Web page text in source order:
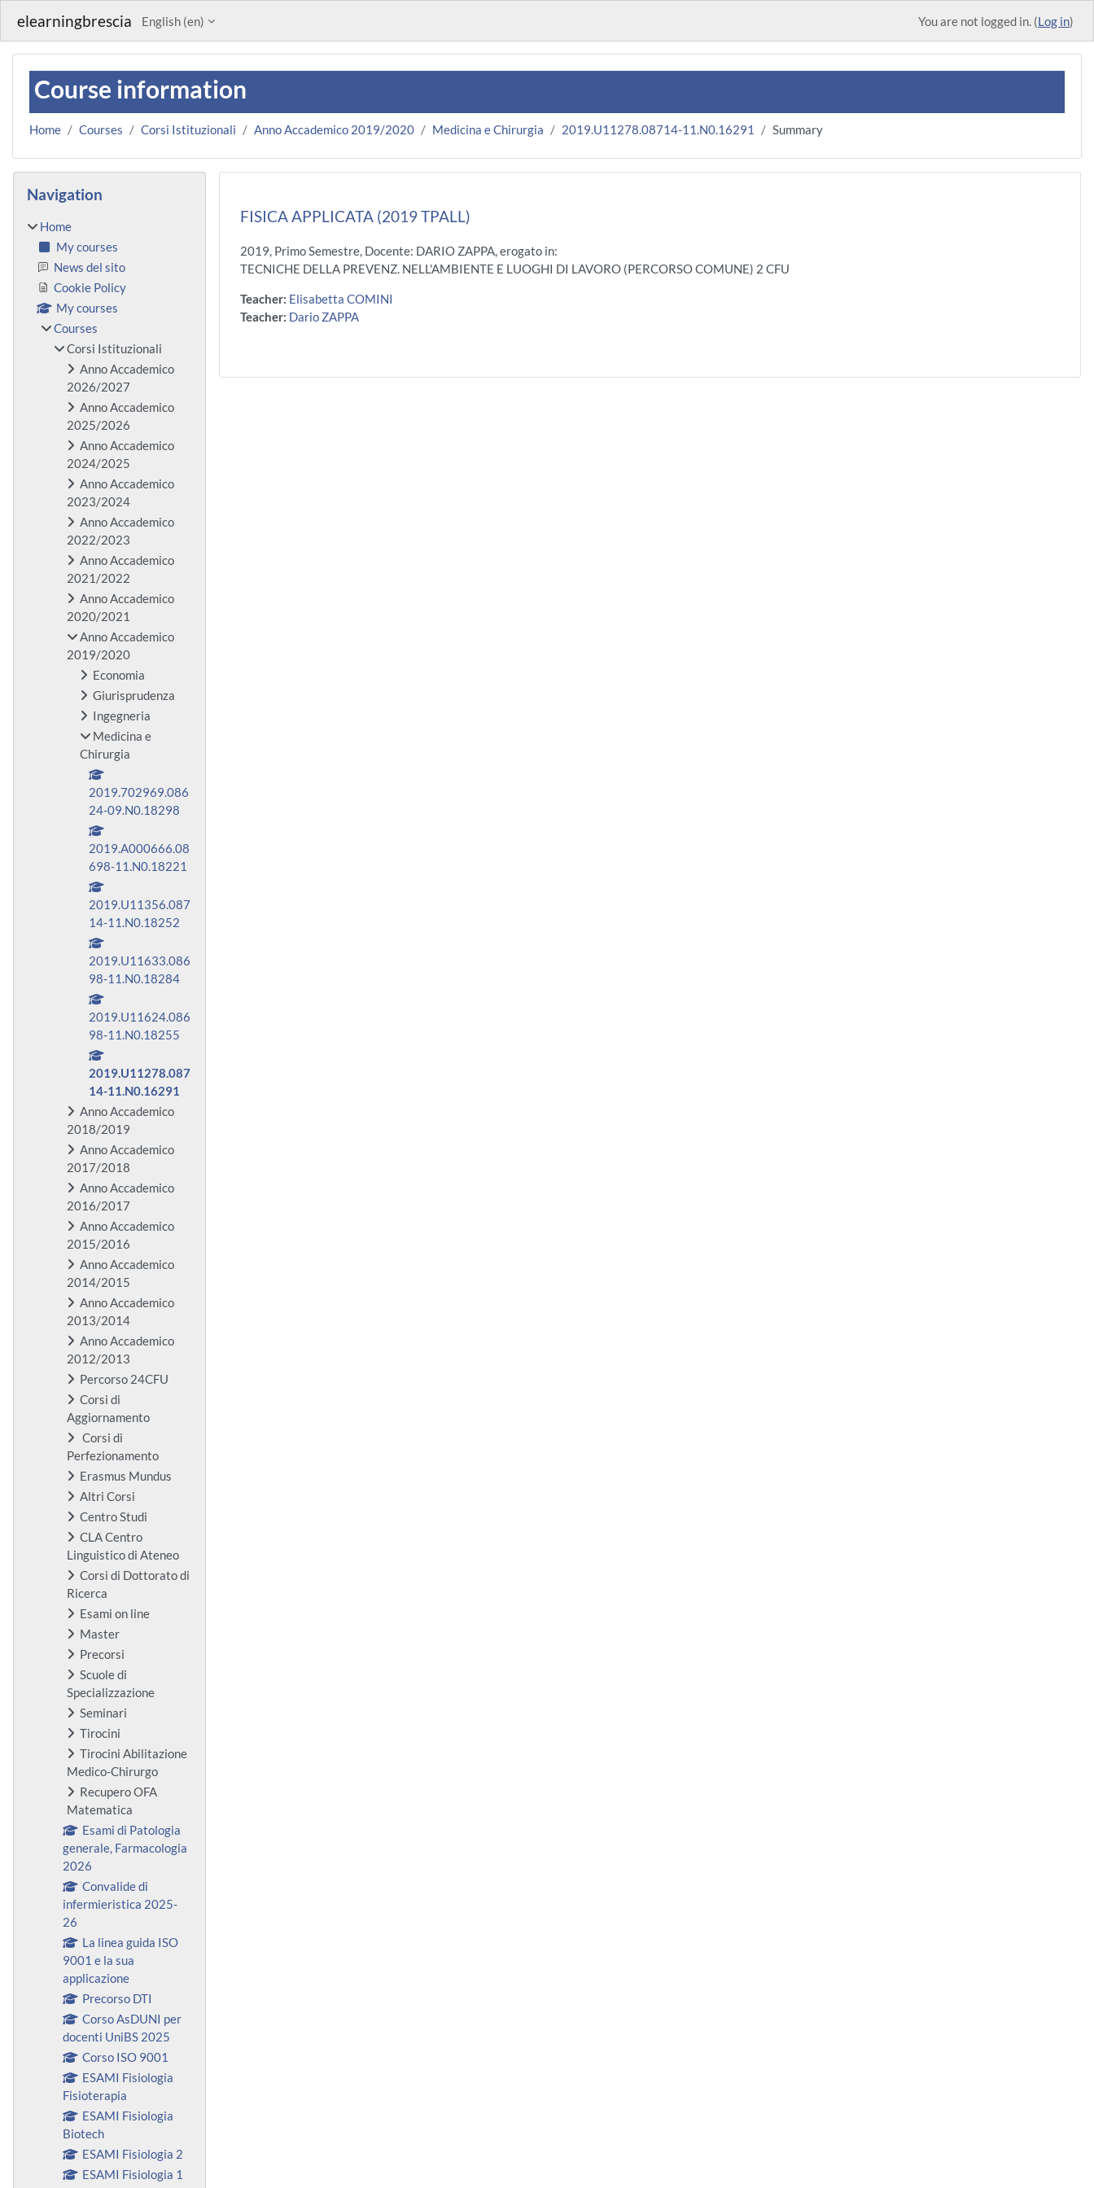
elearningbrescia English ‎(en)‎ You are not logged in. (Log in)
Course information
Home Courses Corsi Istituzionali Anno Accademico 2019/2020 Medicina e Chirurgia 2019.U11278.08714-11.N0.16291 Summary
FISICA APPLICATA (2019 TPALL)
2019, Primo Semestre, Docente: DARIO ZAPPA, erogato in:
TECNICHE DELLA PREVENZ. NELL'AMBIENTE E LUOGHI DI LAVORO (PERCORSO COMUNE) 2 CFU
Teacher: Elisabetta COMINI
Teacher: Dario ZAPPA
Blocks
Navigation
Home
My courses
News del sito
Cookie Policy
My courses
Courses
Corsi Istituzionali
Anno Accademico
2026/2027
Anno Accademico
2025/2026
Anno Accademico
2024/2025
Anno Accademico
2023/2024
Anno Accademico
2022/2023
Anno Accademico
2021/2022
Anno Accademico
2020/2021
Anno Accademico
2019/2020
Economia
Giurisprudenza
Ingegneria
Medicina e
Chirurgia
2019.702969.086
24-09.N0.18298
2019.A000666.08
698-11.N0.18221
2019.U11356.087
14-11.N0.18252
2019.U11633.086
98-11.N0.18284
2019.U11624.086
98-11.N0.18255
2019.U11278.087
14-11.N0.16291
Anno Accademico
2018/2019
Anno Accademico
2017/2018
Anno Accademico
2016/2017
Anno Accademico
2015/2016
Anno Accademico
2014/2015
Anno Accademico
2013/2014
Anno Accademico
2012/2013
Percorso 24CFU
Corsi di
Aggiornamento
Corsi di
Perfezionamento
Erasmus Mundus
Altri Corsi
Centro Studi
CLA Centro
Linguistico di Ateneo
Corsi di Dottorato di
Ricerca
Esami on line
Master
Precorsi
Scuole di
Specializzazione
Seminari
Tirocini
Tirocini Abilitazione
Medico-Chirurgo
Recupero OFA
Matematica
Esami di Patologia
generale, Farmacologia
2026
Convalide di
infermieristica 2025-
26
La linea guida ISO
9001 e la sua
applicazione
Precorso DTI
Corso AsDUNI per
docenti UniBS 2025
Corso ISO 9001
ESAMI Fisiologia
Fisioterapia
ESAMI Fisiologia
Biotech
ESAMI Fisiologia 2
ESAMI Fisiologia 1